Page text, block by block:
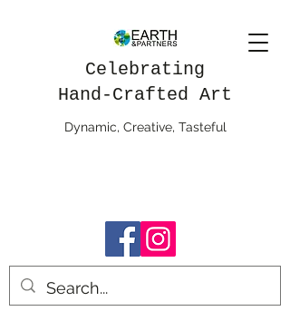
Celebrating
Hand-Crafted Art
Dynamic, Creative, Tasteful